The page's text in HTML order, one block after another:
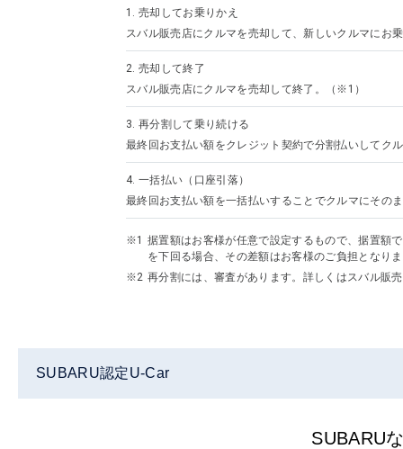
1.
売却してお乗りかえ
スバル販売店にクルマを売却して、新しいクルマにお
2. 売却して終了
スバル販売店にクルマを売却して終了。（※1）
3. 再分割して乗り続ける
最終回お支払い額をクレジット契約で分割払いしてク
4. 一括払い（口座引落）
最終回お支払い額を一括払いすることでクルマにその
据置額はお客様が任意で設定するもので、据置額
を下回る場合、その差額はお客様のご負担となり
再分割には、審査があります。詳しくはスバル販
SUBARU認定U-Car
SUBARU